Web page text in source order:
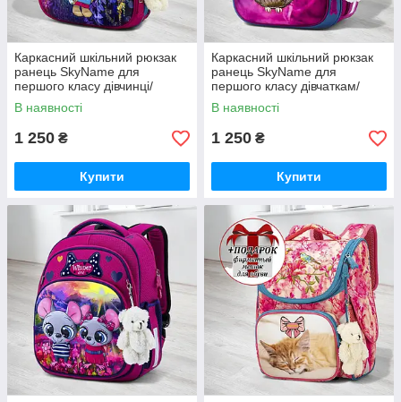
Каркасний шкільний рюкзак
ранець SkyName для
першого класу дівчинці/
Ортопедичний портфель з
ведмедиком в школу
В наявності
1 250 ₴
Купити
Каркасний шкільний рюкзак
ранець SkyName для
першого класу дівчаткам/
Ортопедичний портфель
рожевий з совою в школу
В наявності
1 250 ₴
Купити